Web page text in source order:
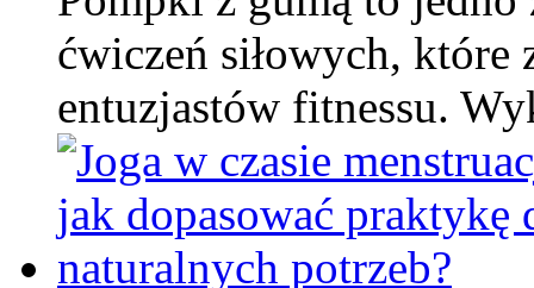
ćwiczeń siłowych, które
entuzjastów fitnessu.